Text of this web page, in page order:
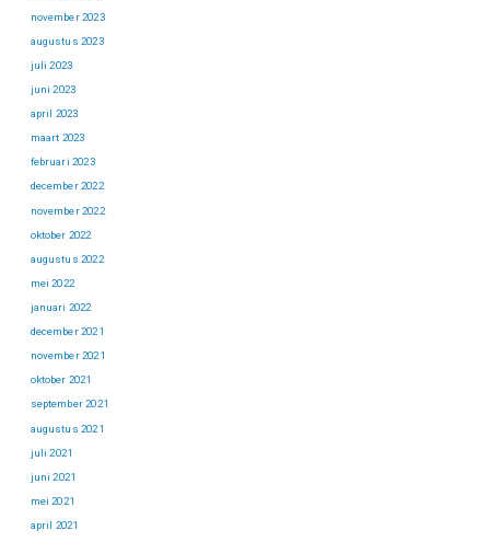
november 2023
augustus 2023
juli 2023
juni 2023
april 2023
maart 2023
februari 2023
december 2022
november 2022
oktober 2022
augustus 2022
mei 2022
januari 2022
december 2021
november 2021
oktober 2021
september 2021
augustus 2021
juli 2021
juni 2021
mei 2021
april 2021